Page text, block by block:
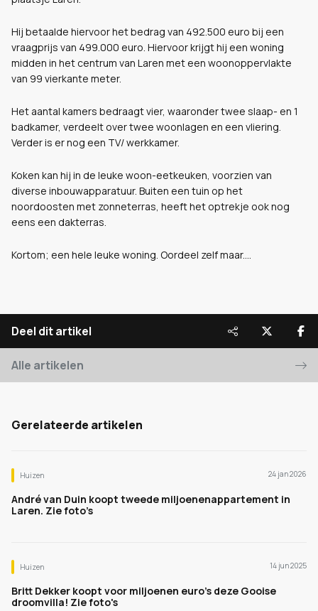
Hij betaalde hiervoor het bedrag van 492.500 euro bij een
vraagprijs van 499.000 euro. Hiervoor krijgt hij een woning
midden in het centrum van Laren met een woonoppervlakte
van 99 vierkante meter.
Het aantal kamers bedraagt vier, waaronder twee slaap- en 1
badkamer, verdeelt over twee woonlagen en een vliering.
Verder is er nog een TV/ werkkamer.
Koken kan hij in de leuke woon-eetkeuken, voorzien van
diverse inbouwapparatuur. Buiten een tuin op het
noordoosten met zonneterras, heeft het optrekje ook nog
eens een dakterras.
Kortom; een hele leuke woning. Oordeel zelf maar....
Deel dit artikel
Alle artikelen
Gerelateerde artikelen
Huizen 24 jan 2026
André van Duin koopt tweede miljoenenappartement in
Laren. Zie foto’s
Huizen 14 jun 2025
Britt Dekker koopt voor miljoenen euro's deze Gooise
droomvilla! Zie foto's